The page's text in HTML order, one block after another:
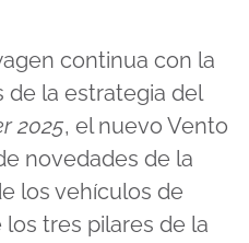
continua con la
la estrategia del
2025, el nuevo Vento
novedades de la
los vehículos de
los tres pilares de la